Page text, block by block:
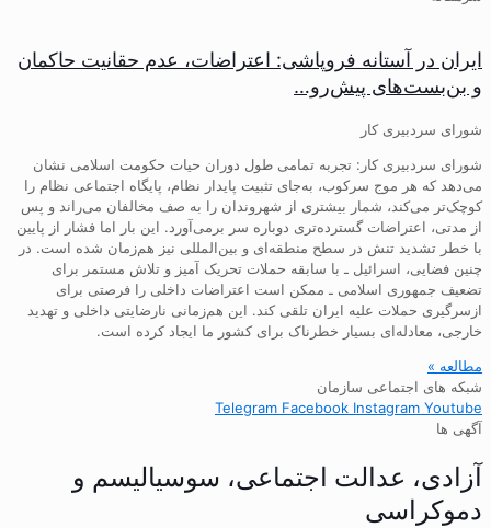
ایران در آستانه فروپاشی: اعتراضات، عدم حقانیت حاکمان
و بن‌بست‌های پیش‌رو…
شورای سردبیری کار
شورای سردبیری کار: تجربه تمامی طول دوران حیات حکومت اسلامی نشان
می‌دهد که هر موج سرکوب، به‌جای تثبیت پایدار نظام، پایگاه اجتماعی نظام را
کوچک‌تر می‌کند، شمار بیشتری از شهروندان را به صف مخالفان می‌راند و پس
از مدتی، اعتراضات گسترده‌تری دوباره سر برمی‌آورد. این بار اما فشار از پایین
با خطر تشدید تنش در سطح منطقه‌ای و بین‌المللی نیز هم‌زمان شده است. در
چنین فضایی، اسرائیل ـ با سابقه حملات تحریک آمیز و تلاش مستمر برای
تضعیف جمهوری اسلامی ـ ممکن است اعتراضات داخلی را فرصتی برای
ازسرگیری حملات علیه ایران تلقی کند. این هم‌زمانی نارضایتی داخلی و تهدید
خارجی، معادله‌ای بسیار خطرناک برای کشور ما ایجاد کرده است.
مطالعه »
شبکه های اجتماعی سازمان
Telegram Facebook Instagram Youtube
آگهی ها
آزادی، عدالت اجتماعی، سوسیالیسم و
دموکراسی